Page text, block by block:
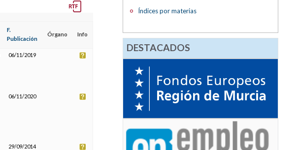
F.
Publicación
Órgano Info
06/11/2019
06/11/2020
29/09/2014
Índices por materias
DESTACADOS